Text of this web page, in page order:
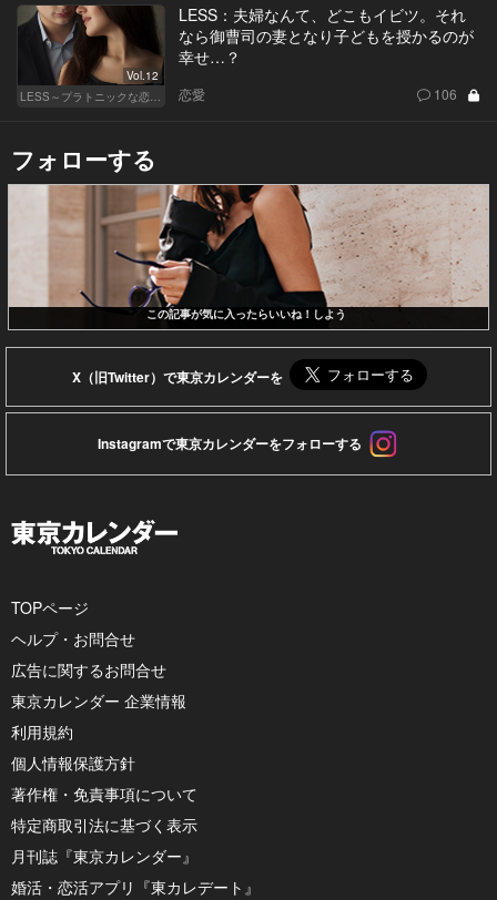
Vol.12
LESS～プラトニックな恋人～
LESS：夫婦なんて、どこもイビツ。それ
なら御曹司の妻となり子どもを授かるのが
幸せ…？
恋愛 106
フォローする
この記事が気に入ったらいいね！しよう
X（旧Twitter）で東京カレンダーを
Instagramで東京カレンダーをフォローする
TOPページ
ヘルプ・お問合せ
広告に関するお問合せ
東京カレンダー 企業情報
利用規約
個人情報保護方針
著作権・免責事項について
特定商取引法に基づく表示
月刊誌『東京カレンダー』
婚活・恋活アプリ『東カレデート』